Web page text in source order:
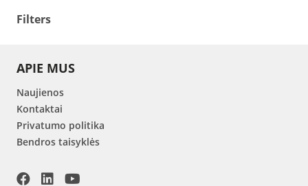
Filters
APIE MUS
Naujienos
Kontaktai
Privatumo politika
Bendros taisyklės